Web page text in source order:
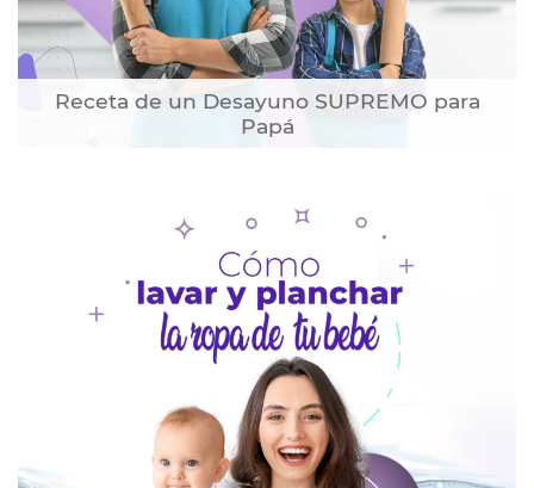
Receta de un Desayuno SUPREMO para
Papá